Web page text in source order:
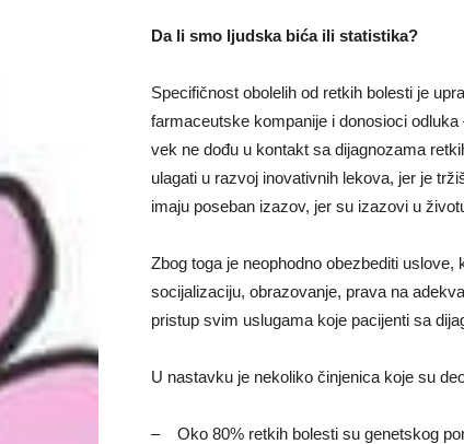
Da li smo ljudska bića ili statistika?
Specifičnost obolelih od retkih bolesti je
farmaceutske kompanije i donosioci
vek ne dođu u kontakt sa dijagnozama
ulagati u razvoj inovativnih lekova, jer je
imaju poseban izazov, jer su izazovi u
Zbog toga je neophodno obezbediti
socijalizaciju, obrazovanje, prava na
pristup svim uslugama koje pacijenti sa
U nastavku je nekoliko činjenica koje su
– Oko 80% retkih bolesti su genetskog